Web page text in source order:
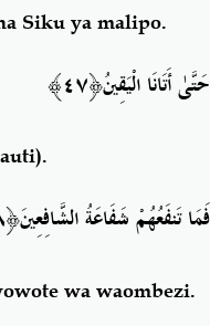
Siku ya malipo.
حَتَّىٰ أَتَانَا الْيَقِينُ﴿٤٧﴾
فَمَا تَنفَعُهُمْ شَفَاعَةُ الشَّافِعِينَ﴿٤٨﴾
wa waombezi.